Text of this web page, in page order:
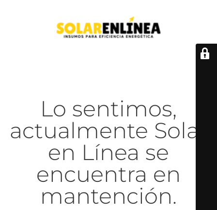
Lo sentimos,
actualmente Solar
en Línea se
encuentra en
mantención.